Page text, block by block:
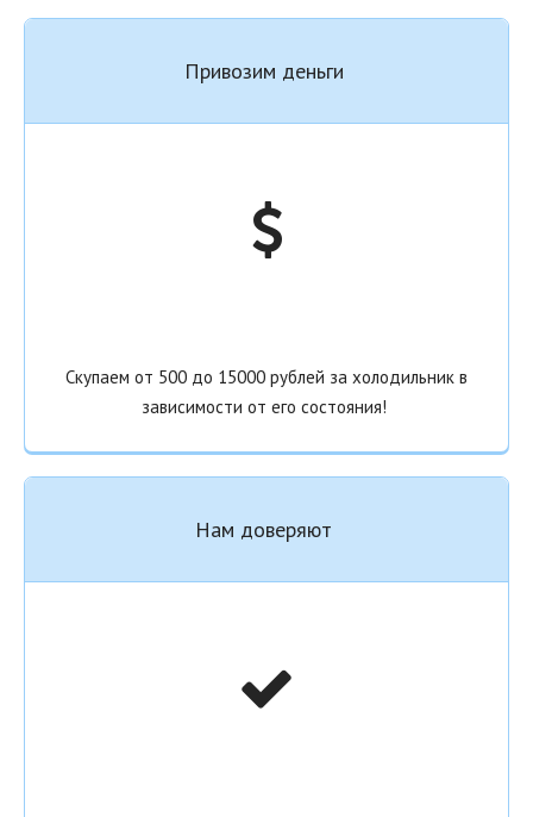
Привозим деньги
Скупаем от 500 до 15000 рублей за холодильник в
зависимости от его состояния!
Нам доверяют